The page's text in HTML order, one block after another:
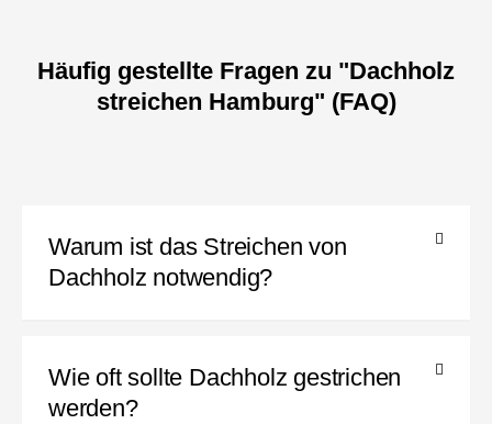
Häufig gestellte Fragen zu "Dachholz
streichen Hamburg" (FAQ)
Warum ist das Streichen von
Dachholz notwendig?
Wie oft sollte Dachholz gestrichen
werden?